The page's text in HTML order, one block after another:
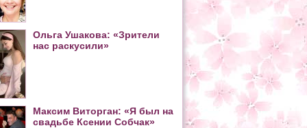
Ольга Ушакова: «Зрители
нас раскусили»
Максим Виторган: «Я был на
свадьбе Ксении Собчак»